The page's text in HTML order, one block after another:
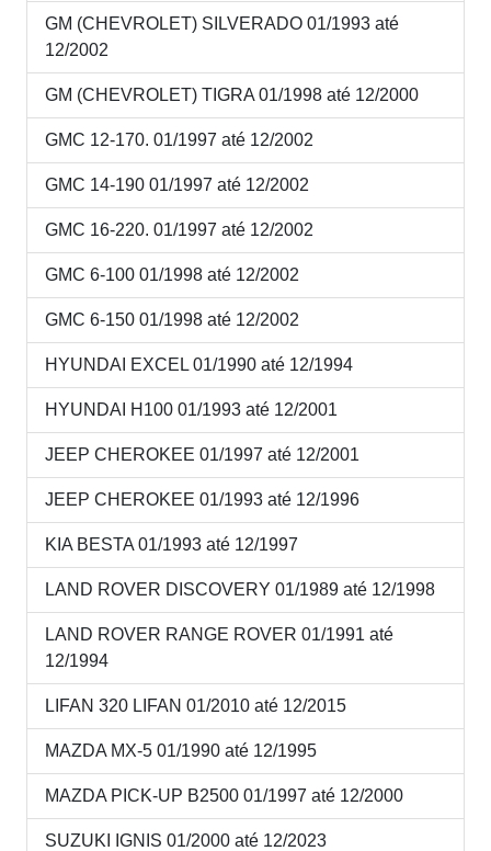
GM (CHEVROLET) SILVERADO 01/1993 até
12/2002
GM (CHEVROLET) TIGRA 01/1998 até 12/2000
GMC 12-170. 01/1997 até 12/2002
GMC 14-190 01/1997 até 12/2002
GMC 16-220. 01/1997 até 12/2002
GMC 6-100 01/1998 até 12/2002
GMC 6-150 01/1998 até 12/2002
HYUNDAI EXCEL 01/1990 até 12/1994
HYUNDAI H100 01/1993 até 12/2001
JEEP CHEROKEE 01/1997 até 12/2001
JEEP CHEROKEE 01/1993 até 12/1996
KIA BESTA 01/1993 até 12/1997
LAND ROVER DISCOVERY 01/1989 até 12/1998
LAND ROVER RANGE ROVER 01/1991 até
12/1994
LIFAN 320 LIFAN 01/2010 até 12/2015
MAZDA MX-5 01/1990 até 12/1995
MAZDA PICK-UP B2500 01/1997 até 12/2000
SUZUKI IGNIS 01/2000 até 12/2023